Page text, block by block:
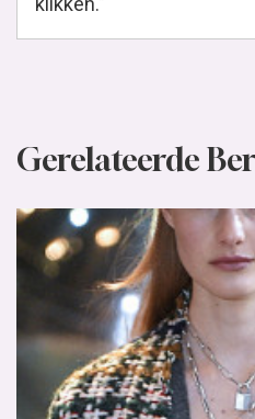
Gerelateerde